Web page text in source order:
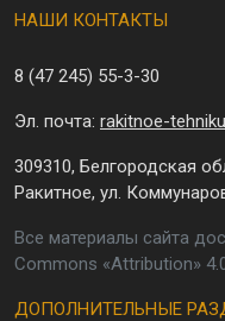
НАШИ КОНТАКТЫ
8 (47 245) 55-3-30
Эл. почта: rakitnoe-
309310, Белгородская
Ракитное, ул.
Все материалы сайта
Commons «Attribution»
ДОПОЛНИТЕЛЬНЫЕ